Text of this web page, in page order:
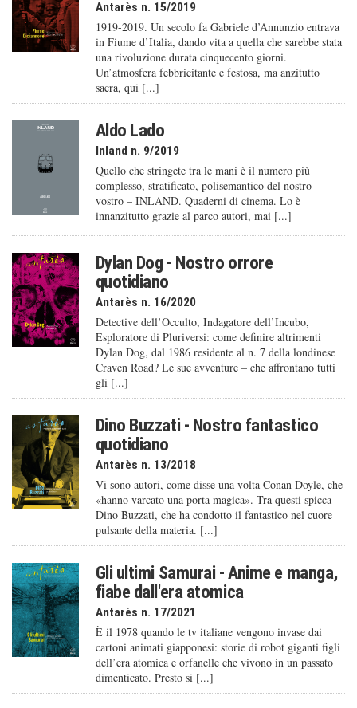
Antarès n. 15/2019
1919-2019. Un secolo fa Gabriele d’Annunzio entrava
in Fiume d’Italia, dando vita a quella che sarebbe stata
una rivoluzione durata cinquecento giorni.
Un’atmosfera febbricitante e festosa, ma anzitutto
sacra, qui [...]
Aldo Lado
Inland n. 9/2019
Quello che stringete tra le mani è il numero più
complesso, stratificato, polisemantico del nostro –
vostro – INLAND. Quaderni di cinema. Lo è
innanzitutto grazie al parco autori, mai [...]
Dylan Dog - Nostro orrore
quotidiano
Antarès n. 16/2020
Detective dell’Occulto, Indagatore dell’Incubo,
Esploratore di Pluriversi: come definire altrimenti
Dylan Dog, dal 1986 residente al n. 7 della londinese
Craven Road? Le sue avventure – che affrontano tutti
gli [...]
Dino Buzzati - Nostro fantastico
quotidiano
Antarès n. 13/2018
Vi sono autori, come disse una volta Conan Doyle, che
«hanno varcato una porta magica». Tra questi spicca
Dino Buzzati, che ha condotto il fantastico nel cuore
pulsante della materia. [...]
Gli ultimi Samurai - Anime e manga,
fiabe dall'era atomica
Antarès n. 17/2021
È il 1978 quando le tv italiane vengono invase dai
cartoni animati giapponesi: storie di robot giganti figli
dell’era atomica e orfanelle che vivono in un passato
dimenticato. Presto si [...]